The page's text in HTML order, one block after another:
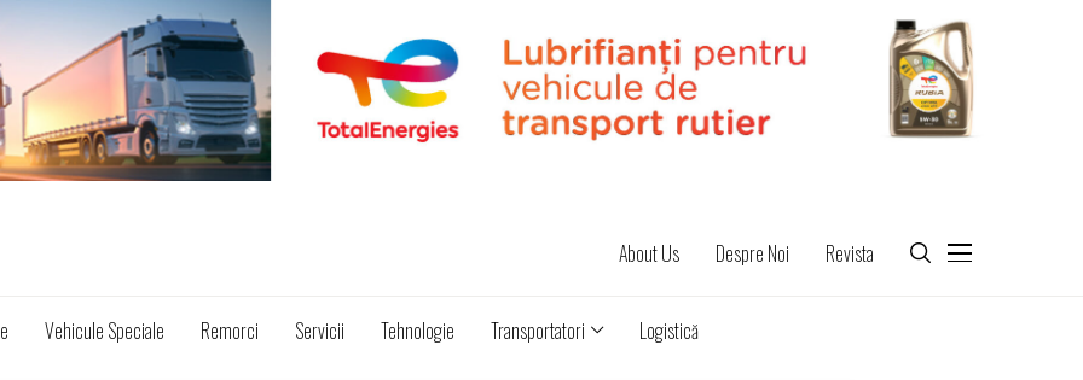
About Us Despre Noi Revista
Vehicule Speciale Remorci Servicii Tehnologie Transportatori Logistică